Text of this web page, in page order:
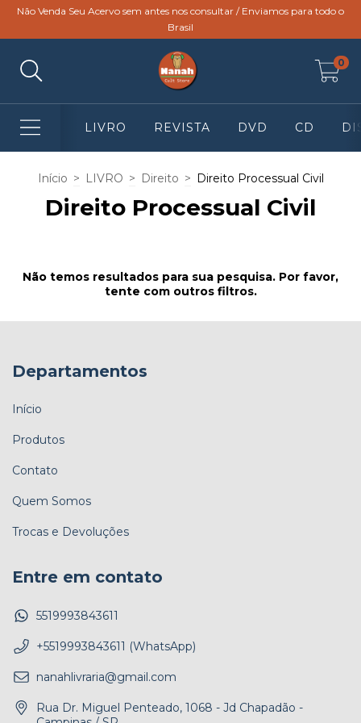
Não Venda Seu Acervo sem antes nos consultar / Enviamos para todo o
Brasil
0
LIVRO REVISTA DVD CD
Início > LIVRO > Direito > Direito Processual Civil
Direito Processual Civil
Não temos resultados para sua pesquisa. Por favor,
tente com outros filtros.
Departamentos
Início
Produtos
Contato
Quem Somos
Trocas e Devoluções
Entre em contato
5519993843611
+5519993843611 (WhatsApp)
nanahlivraria@gmail.com
Rua Dr. Miguel Penteado, 1068 - Jd Chapadão -